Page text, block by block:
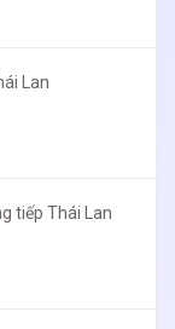
Lan
tiếp Thái Lan